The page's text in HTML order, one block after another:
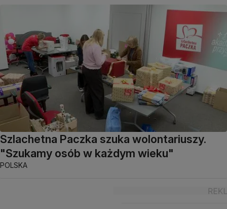
Szlachetna Paczka szuka wolontariuszy.
"Szukamy osób w każdym wieku"
POLSKA